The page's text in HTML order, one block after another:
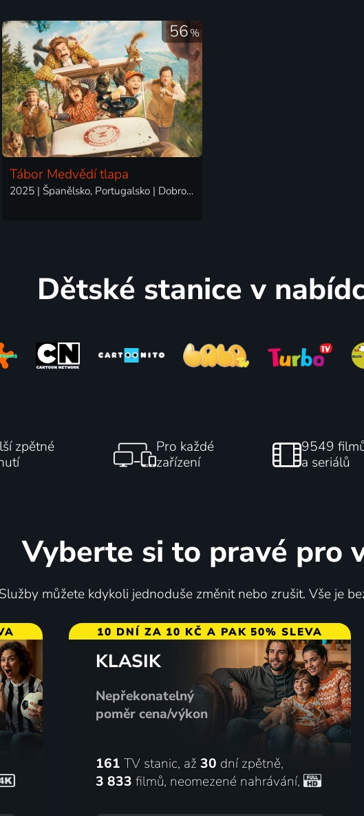
56%
Tábor Medvědí tlapa
2025 | Španělsko, Portugalsko | Dobrodružný, Komedie, Rodinný
Dětské stanice v
zpětné
Pro každé
zařízení
9549
a seriálů
Vyberte si to pravé pro
Služby můžete kdykoli jednoduše změnit nebo zrušit. Vše je
10 DNÍ ZA 10 KČ A PAK 50% SLEVA
KLASIK
Nepřekonatelný
poměr cena/výkon
161 TV stanic, až 30 dní zpětně,
3 833 filmů, neomezené nahrávání,